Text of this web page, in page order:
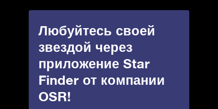
Любуйтесь своей
звездой через
приложение Star
Finder от компании
OSR!